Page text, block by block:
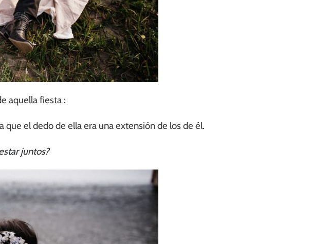
aquella fiesta :
el dedo de ella era una extensión de los de él.
juntos?